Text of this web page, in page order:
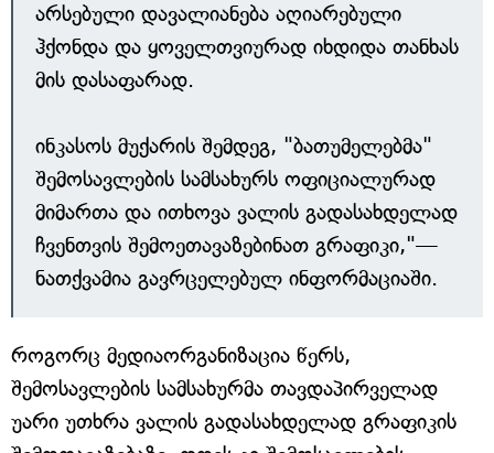
არსებული დავალიანება აღიარებული
ჰქონდა და ყოველთვიურად იხდიდა თანხას
მის დასაფარად.
ინკასოს მუქარის შემდეგ, "ბათუმელებმა"
შემოსავლების სამსახურს ოფიციალურად
მიმართა და ითხოვა ვალის გადასახდელად
ჩვენთვის შემოეთავაზებინათ გრაფიკი,"—
ნათქვამია გავრცელებულ ინფორმაციაში.
როგორც მედიაორგანიზაცია წერს,
შემოსავლების სამსახურმა თავდაპირველად
უარი უთხრა ვალის გადასახდელად გრაფიკის